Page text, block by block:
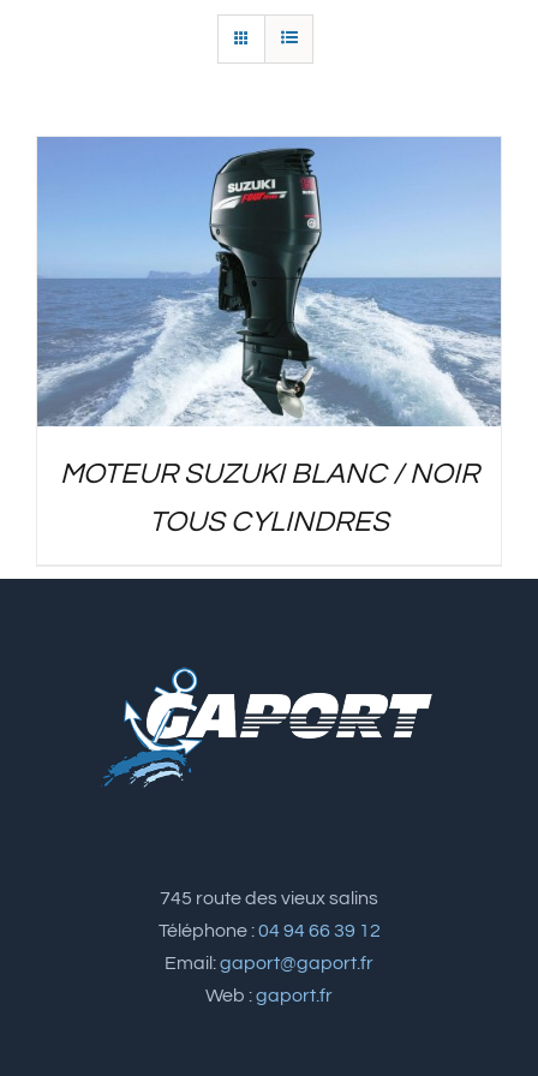
MOTEUR SUZUKI BLANC / NOIR
TOUS CYLINDRES
745 route des vieux salins
Téléphone :04 94 66 39 12
Email:gaport@gaport.fr
Web :gaport.fr